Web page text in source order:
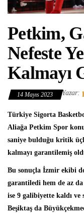
Petkim,
Nefeste
Kalmayı
14 Mayıs 2023 Yazar:
Türkiye Sigorta
Aliağa Petkim Spor
saniye bulduğu kritik
kalmayı garantilemiş
Bu sonuçla İzmir ekibi
garantiledi hem de az
ise 9 galibiyette kaldı ve
Beşiktaş da